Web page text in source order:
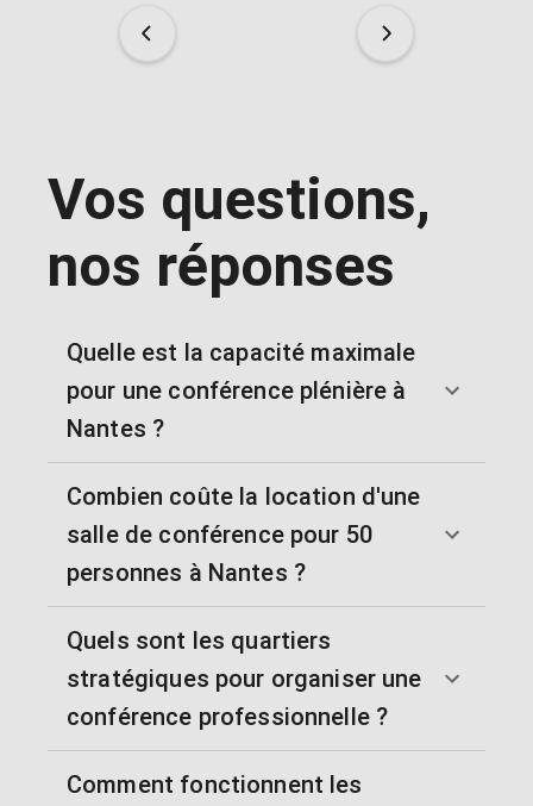
Vos questions,
nos réponses
Quelle est la capacité maximale
pour une conférence plénière à
Nantes ?
Combien coûte la location d'une
salle de conférence pour 50
personnes à Nantes ?
Quels sont les quartiers
stratégiques pour organiser une
conférence professionnelle ?
Comment fonctionnent les